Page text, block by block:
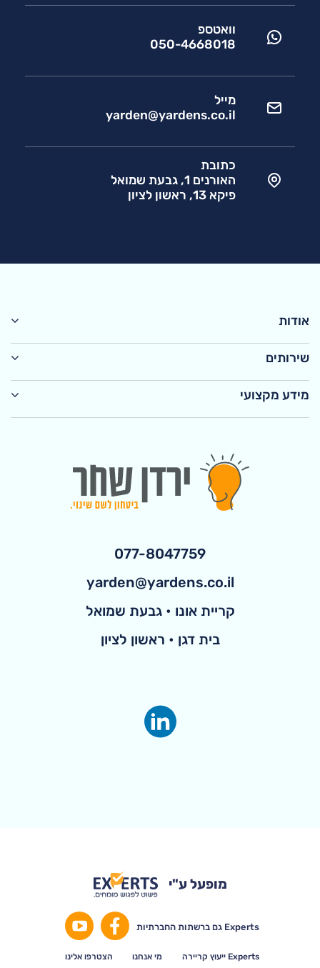
וואטספ
050-4668018
מייל
yarden@yardens.co.il
כתובת
האורנים 1, גבעת שמואל
פיקא 13, ראשון לציון
אודות
שירותים
מידע מקצועי
077-8047759
yarden@yardens.co.il
קריית אונו • גבעת שמואל
בית דגן • ראשון לציון
מופעל ע"י
Experts גם ברשתות החברתיות
Experts ייעוץ קריירה מי אנחנו הצטרפו אלינו